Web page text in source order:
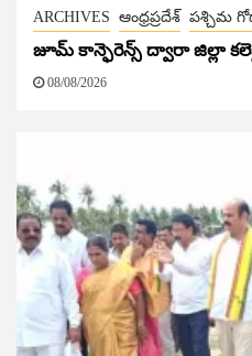
ARCHIVES ఆంధ్రప్రదేశ్ పశ్చిమ
జూమ్ కాన్ఫెరెన్స్ ద్వారా జిల్లా
08/08/2026